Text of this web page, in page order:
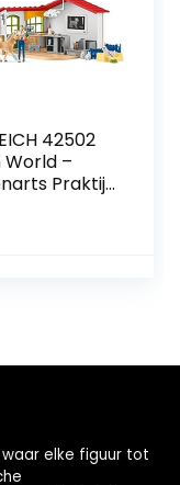
42502
World –
Praktijk
waar elke figuur tot